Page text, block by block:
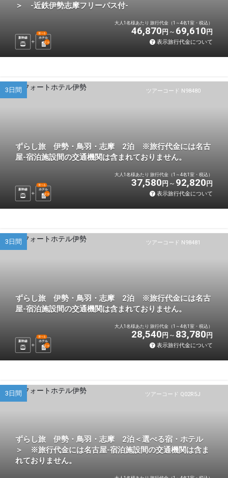
＞ -近鉄伊勢志摩フリーパス付-
新幹線 ホテル
選べる
2泊
大人1名様あたり 旅行代金（1～4名1室・税込）
46,870 円 69,610 円
表示旅行代金について
ツアーコード N98480
3日間
ずらし旅 伊勢・鳥羽・志摩 2泊 ※旅行代金には名古
屋-宿泊施設間の交通機関は含まれておりません。
新幹線 ホテル
選べる
2泊
大人1名様あたり 旅行代金（1～4名1室・税込）
37,580 円 92,820 円
表示旅行代金について
ツアーコード N98481
3日間
ずらし旅 伊勢・鳥羽・志摩 2泊 ※旅行代金には名古
屋-宿泊施設間の交通機関は含まれておりません。
新幹線 ホテル
選べる
2泊
大人1名様あたり 旅行代金（1～4名1室・税込）
28,540 円 83,780 円
表示旅行代金について
ツアーコード Q02R5J
3日間
ずらし旅 伊勢・鳥羽・志摩 2泊＜選べる宿・ホテル
＞ ※旅行代金には名古屋-宿泊施設間の交通機関は含ま
れておりません。